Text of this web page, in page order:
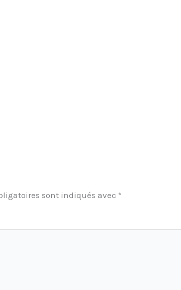
sont indiqués avec *